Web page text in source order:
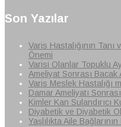
Son Yazılar
Varis Hastalığının
Önemi
Varisi Olanlar Topuklu
Ameliyat Sonrası Bacak
Varis Meslek Hastalığı
Damar Ameliyatı
Kimler Kan Sulandırıcı
Diyabetik ve Diyabetik
Yaşlılıkta Aile